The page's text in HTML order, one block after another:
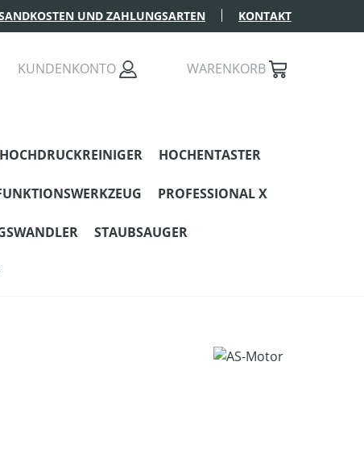
UND ZAHLUNGSARTEN KONTAKT
KUNDENKONTO WARENKORB
HOCHDRUCKREINIGER HOCHENTASTER
PROFESSIONAL X
STAUBSAUGER